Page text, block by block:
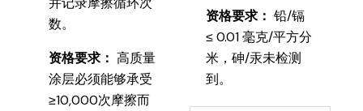
数。
资格要求： 高质量
涂层必须能够承受
≥10,000次摩擦而
资格要求： 铅/镉
≤ 0.01 毫克/平方分
米，砷/汞未检测
到。